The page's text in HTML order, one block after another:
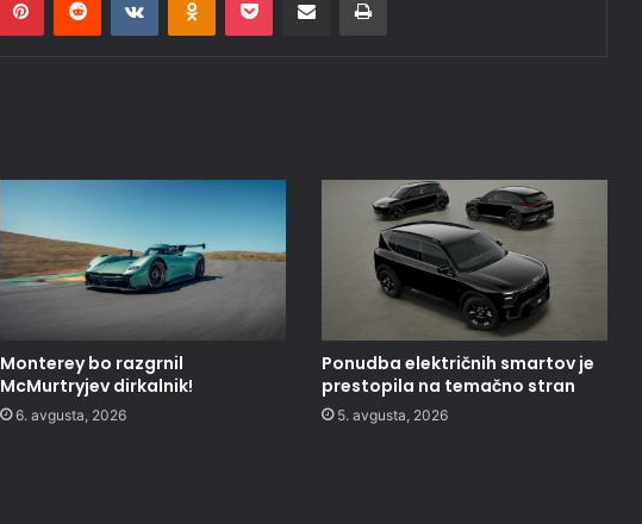
Monterey bo razgrnil
McMurtryjev dirkalnik!
6. avgusta, 2026
Ponudba električnih smartov je
prestopila na temačno stran
5. avgusta, 2026